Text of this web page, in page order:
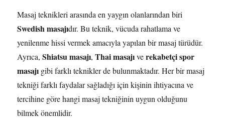
Masaj teknikleri arasında en yaygın olanlarından biri
Swedish masajıdır. Bu teknik, vücuda rahatlama ve
yenilenme hissi vermek amacıyla yapılan bir masaj türüdür.
Ayrıca,Shiatsu masajı,Thai masajıverekabetçi spor
masajı gibi farklı teknikler de bulunmaktadır. Her bir masaj
tekniği farklı faydalar sağladığı için kişinin ihtiyacına ve
tercihine göre hangi masaj tekniğinin uygun olduğunu
bilmek önemlidir.